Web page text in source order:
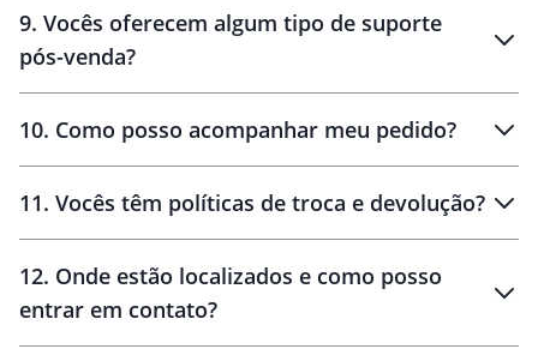
amostras
9. Vocês oferecem algum tipo de suporte
pós-venda?
10. Como posso acompanhar meu pedido?
11. Vocês têm políticas de troca e devolução?
30 dias
12. Onde estão localizados e como posso
entrar em contato?